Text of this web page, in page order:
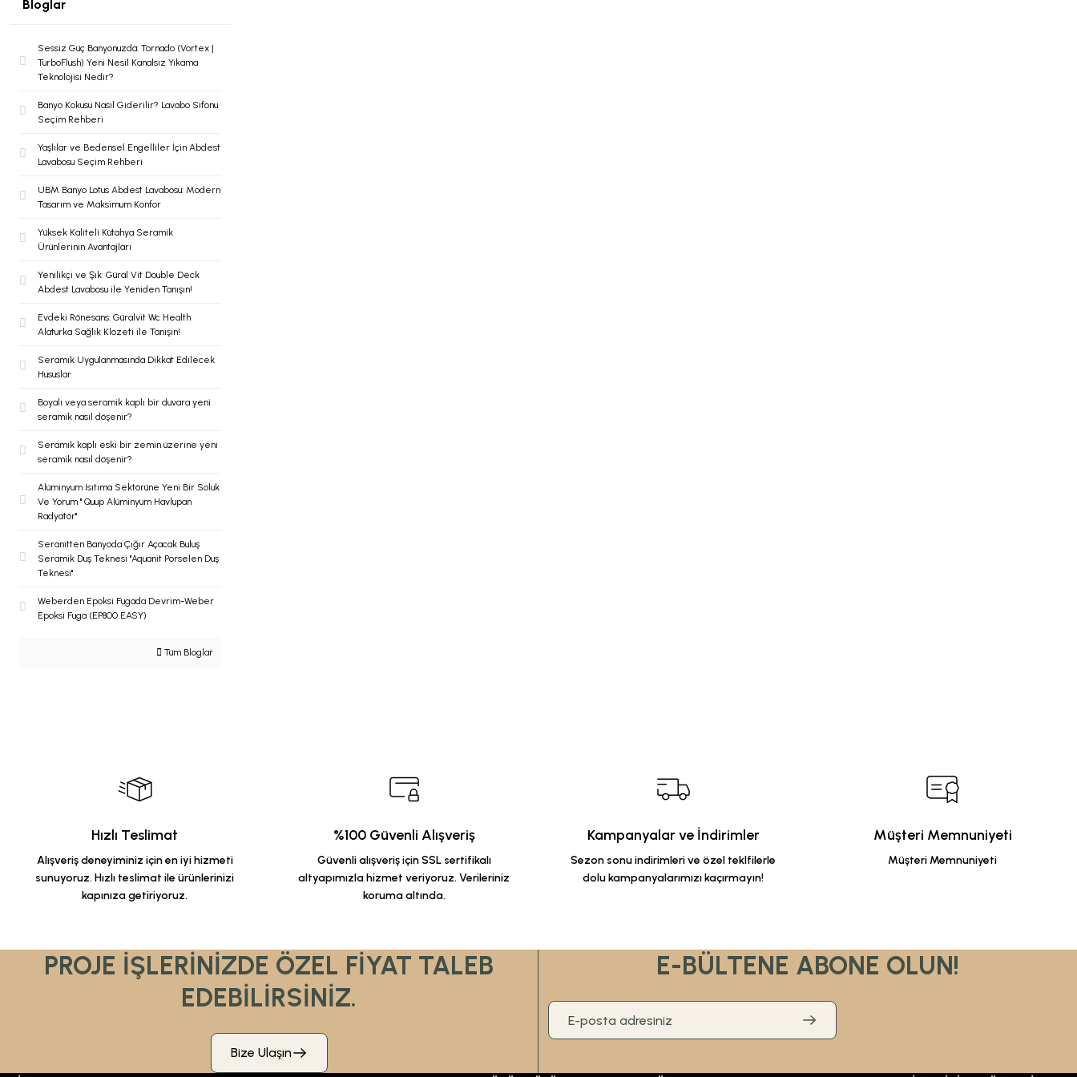
Bloglar
Sessiz Güç Banyonuzda: Tornado (Vortex |
TurboFlush) Yeni Nesil Kanalsız Yıkama
Teknolojisi Nedir?
Banyo Kokusu Nasıl Giderilir? Lavabo Sifonu
Seçim Rehberi
Yaşlılar ve Bedensel Engelliler İçin Abdest
Lavabosu Seçim Rehberi
UBM Banyo Lotus Abdest Lavabosu: Modern
Tasarım ve Maksimum Konfor
Yüksek Kaliteli Kütahya Seramik
Ürünlerinin Avantajları
Yenilikçi ve Şık: Güral Vit Double Deck
Abdest Lavabosu ile Yeniden Tanışın!
Evdeki Rönesans: Güralvit Wc Health
Alaturka Sağlık Klozeti ile Tanışın!
Seramik Uygulanmasında Dikkat Edilecek
Hususlar
Boyalı veya seramik kaplı bir duvara yeni
seramik nasıl döşenir?
Seramik kaplı eski bir zemin üzerine yeni
seramik nasıl döşenir?
Alüminyum Isıtıma Sektörüne Yeni Bir Soluk
Ve Yorum '' Quup Alüminyum Havlupan
Radyatör''
Seranitten Banyoda Çığır Açacak Buluş
Seramik Duş Teknesi ''Aquanit Porselen Duş
Teknesi''
Weberden Epoksi Fugada Devrim-Weber
Epoksi Fuga (EP800 EASY)
Tüm Bloglar
Hızlı Teslimat
Alışveriş deneyiminiz için en iyi hizmeti
sunuyoruz. Hızlı teslimat ile ürünlerinizi
kapınıza getiriyoruz.
%100 Güvenli Alışveriş
Güvenli alışveriş için SSL sertifikalı
altyapımızla hizmet veriyoruz. Verileriniz
koruma altında.
Kampanyalar ve İndirimler
Sezon sonu indirimleri ve özel teklfilerle
dolu kampanyalarımızı kaçırmayın!
Müşteri Memnuniyeti
Müşteri Memnuniyeti
PROJE İŞLERİNİZDE ÖZEL FİYAT TALEB
EDEBİLİRSİNİZ.
Bize Ulaşın
E-BÜLTENE ABONE OLUN!
Şok Duşlar
Spa Sauna Sistemler
Akıllı Klozet
Duş Kabinleri
Tezgah